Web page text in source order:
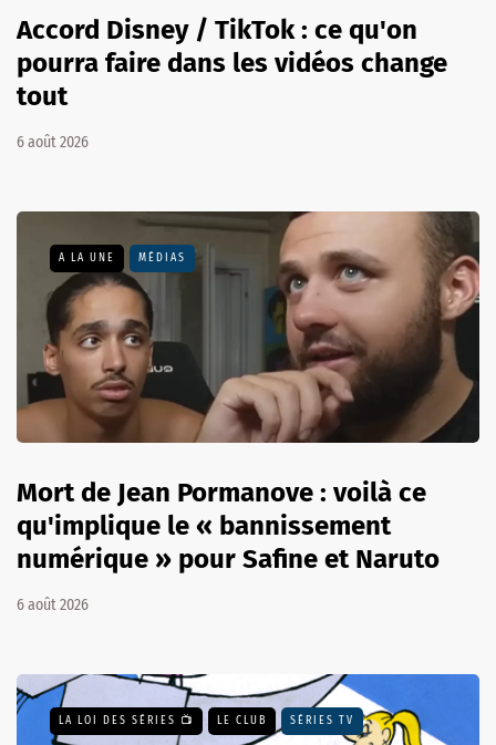
Accord Disney / TikTok : ce qu'on
pourra faire dans les vidéos change
tout
6 août 2026
A LA UNE MÉDIAS
Mort de Jean Pormanove : voilà ce
qu'implique le « bannissement
numérique » pour Safine et Naruto
6 août 2026
LA LOI DES SÉRIES 📺 LE CLUB SÉRIES TV